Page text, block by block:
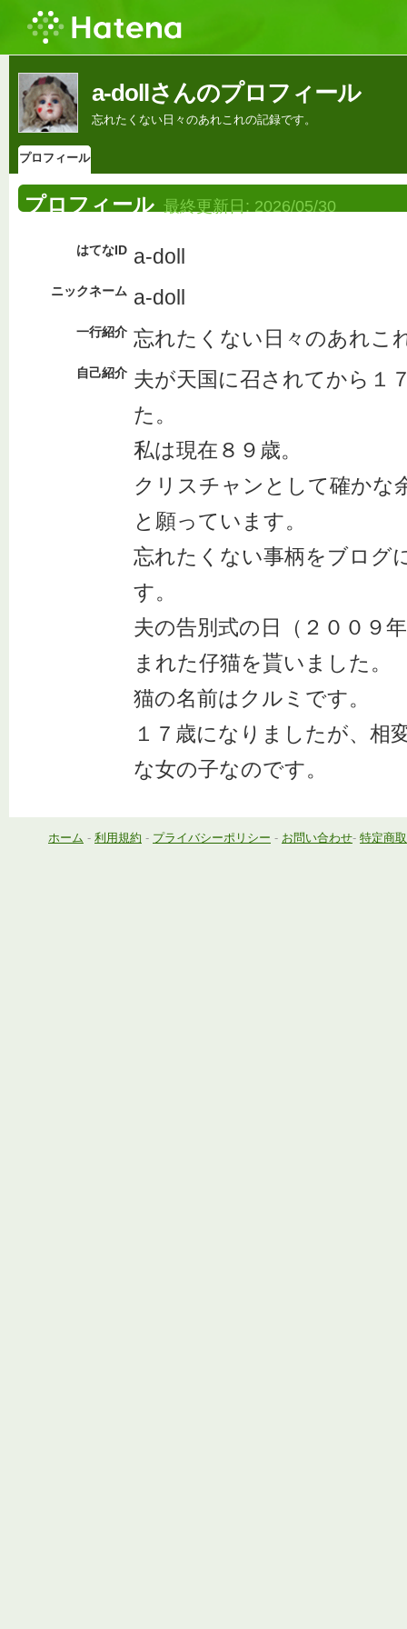
a-dollさんのプロフィール
忘れたくない日々のあれこれの記録です。
プロフィール
プロフィール 最終更新日: 2026/05/30
はてなID a-doll
ニックネーム a-doll
一行紹介 忘れたくない日々のあれこ
自己紹介 夫が天国に召されてから１
た。
私は現在８９歳。
クリスチャンとして確かな
と願っています。
忘れたくない事柄をブログ
す。
夫の告別式の日（２００９
まれた仔猫を貰いました。
猫の名前はクルミです。
１７歳になりましたが、相
な女の子なのです。
ホーム - 利用規約 - プライバシーポリシー - お問い合わせ- 特定商